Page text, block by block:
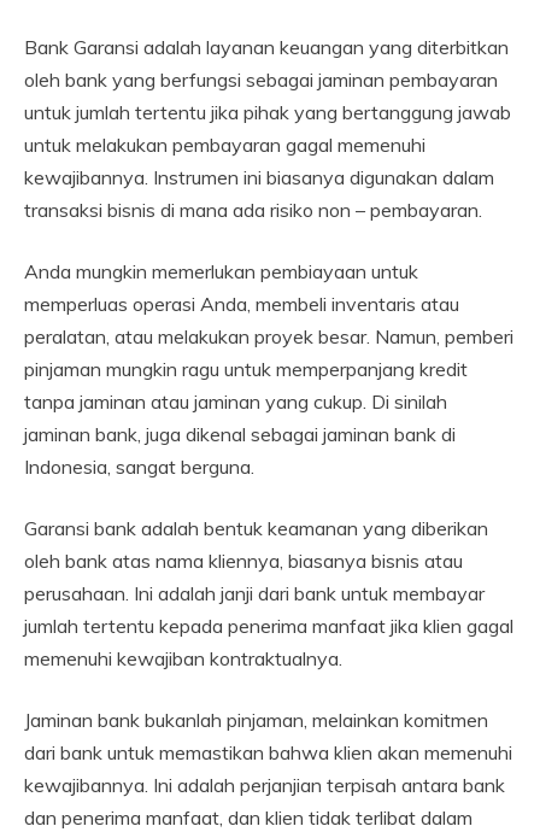
Bank Garansi adalah layanan keuangan yang diterbitkan
oleh bank yang berfungsi sebagai jaminan pembayaran
untuk jumlah tertentu jika pihak yang bertanggung jawab
untuk melakukan pembayaran gagal memenuhi
kewajibannya. Instrumen ini biasanya digunakan dalam
transaksi bisnis di mana ada risiko non – pembayaran.
Anda mungkin memerlukan pembiayaan untuk
memperluas operasi Anda, membeli inventaris atau
peralatan, atau melakukan proyek besar. Namun, pemberi
pinjaman mungkin ragu untuk memperpanjang kredit
tanpa jaminan atau jaminan yang cukup. Di sinilah
jaminan bank, juga dikenal sebagai jaminan bank di
Indonesia, sangat berguna.
Garansi bank adalah bentuk keamanan yang diberikan
oleh bank atas nama kliennya, biasanya bisnis atau
perusahaan. Ini adalah janji dari bank untuk membayar
jumlah tertentu kepada penerima manfaat jika klien gagal
memenuhi kewajiban kontraktualnya.
Jaminan bank bukanlah pinjaman, melainkan komitmen
dari bank untuk memastikan bahwa klien akan memenuhi
kewajibannya. Ini adalah perjanjian terpisah antara bank
dan penerima manfaat, dan klien tidak terlibat dalam